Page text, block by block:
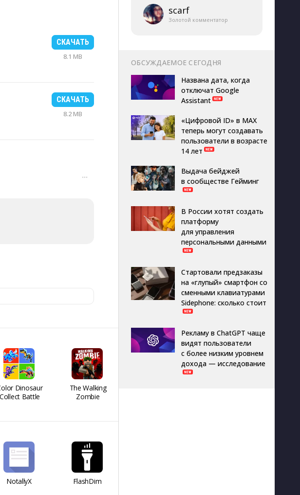
СКАЧАТЬ
8.1 MB
СКАЧАТЬ
8.2 MB
···
Dinosaur
Collect Battle
The Walking
Zombie
NotallyX FlashDim
scarf
Золотой комментатор
ОБСУЖДАЕМОЕ СЕГОДНЯ
Названа дата, когда
отключат Google
Assistant
«Цифровой ID» в MAX
теперь могут создавать
пользователи в возрасте
14 лет
Выдача бейджей
в сообществе Гейминг
В России хотят создать
платформу
для управления
персональными данными
Стартовали предзаказы
на «глупый» смартфон со
сменными клавиатурами
Sidephone: сколько стоит
Рекламу в ChatGPT чаще
видят пользователи
с более низким уровнем
дохода — исследование